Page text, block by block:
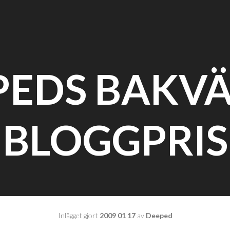
BLOGGPRIS
Inlägget gjort 2009 01 17av Deeped